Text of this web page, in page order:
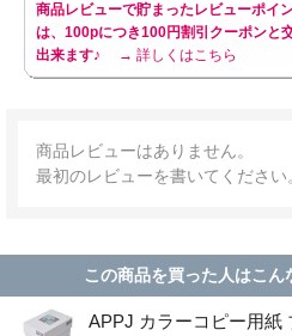
商品レビューで貯まったレビューポイ
は、100pにつき100円割引クーポンと
出来ます♪
→ 詳しくはこちら
商品レビューはありません。
最初のレビューを書いてください
この商品を買った人はこ
APPJ カラーコピー用紙